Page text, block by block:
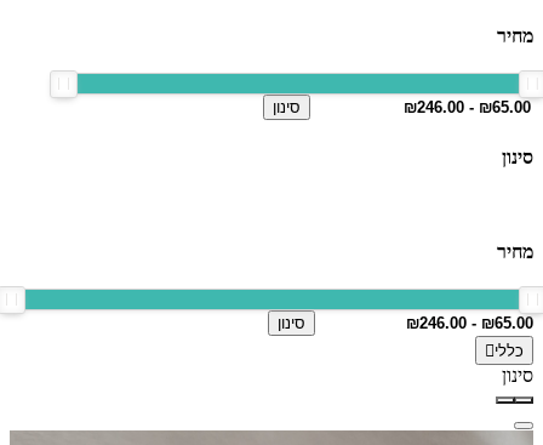
מחיר
סינון
סינון
מחיר
סינון
כללי
סינון